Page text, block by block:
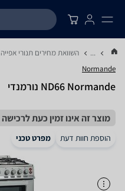
... השוואת מחירים תנורי אפייה
Normande
ND66 Normande נורמנדי
מוצר זה אינו זמין כעת לרכישה
הוספת חוות דעת מפרט טכני